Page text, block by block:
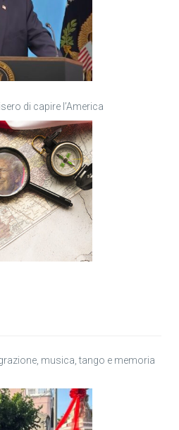
di capire l’America
musica, tango e memoria